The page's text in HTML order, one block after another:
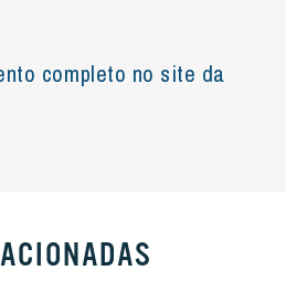
completo no site da